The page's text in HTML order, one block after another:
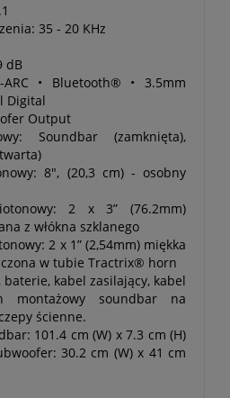
35 - 20 KHz
dB
ARC • Bluetooth® • 3.5mm
Digital
Output
Soundbar (zamknięta),
8", (20,3 cm) - osobny
2 x 3” (76.2mm)
z włókna szklanego
2 x 1” (2,54mm) miękka
w tubie Tractrix® horn
baterie, kabel zasilający, kabel
montażowy soundbar na
ścienne.
101.4 cm (W) x 7.3 cm (H)
30.2 cm (W) x 41 cm